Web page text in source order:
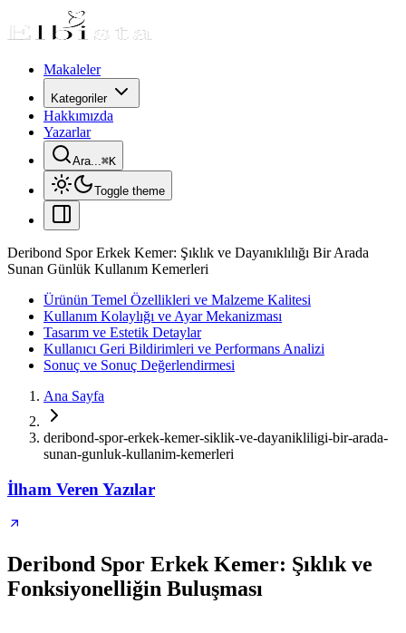
Makaleler
Kategoriler
Hakkımızda
Yazarlar
Ara...⌘K
Toggle theme
Deribond Spor Erkek Kemer: Şıklık ve Dayanıklılığı Bir Arada
Sunan Günlük Kullanım Kemerleri
Ürünün Temel Özellikleri ve Malzeme Kalitesi
Kullanım Kolaylığı ve Ayar Mekanizması
Tasarım ve Estetik Detaylar
Kullanıcı Geri Bildirimleri ve Performans Analizi
Sonuç ve Sonuç Değerlendirmesi
Ana Sayfa
deribond-spor-erkek-kemer-siklik-ve-dayanikliligi-bir-arada-
sunan-gunluk-kullanim-kemerleri
İlham Veren Yazılar
Deribond Spor Erkek Kemer: Şıklık ve
Fonksiyonelliğin Buluşması